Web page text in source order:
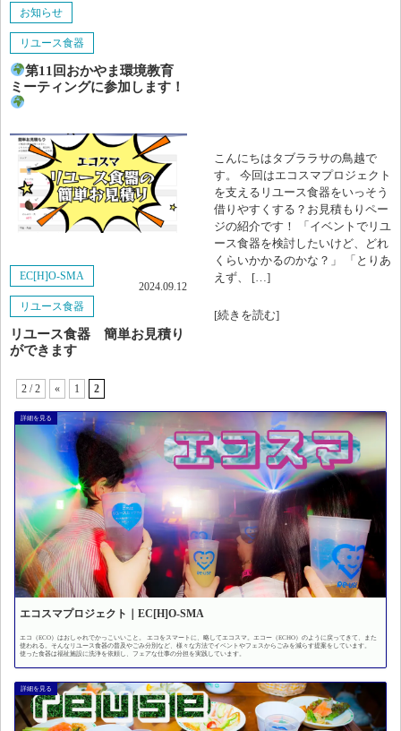
2022年4月
2022年2月
2022年1月
2021年9月
2021年8月
2021年5月
2020年9月
お知らせ
リユース食器
第11回おかやま環境教育
ミーティングに参加します！
EC[H]O-SMA
リユース食器
2024.09.12
リユース食器 簡単お見積り
ができます
こんにちはタブララサの鳥越で
す。 今回はエコスマプロジェクト
を支えるリユース食器をいっそう
借りやすくする？お見積もりペー
ジの紹介です！ 「イベントでリユ
ース食器を検討したいけど、どれ
くらいかかるのかな？」 「とりあ
えず、 […]
[続きを読む]
2 / 2 « 1 2
エコスマプロジェクト｜EC[H]O-SMA
エコ（ECO）はおしゃれでかっこいいこと。 エコをスマートに、略してエコスマ。エコー（ECHO）のように戻ってきて、また
使われる。そんなリユース食器の普及やごみ分別など、様々な方法でイベントやフェスからごみを減らす提案をしています。
使った食器は福祉施設に洗浄を依頼し、フェアな仕事の分担を実践しています。